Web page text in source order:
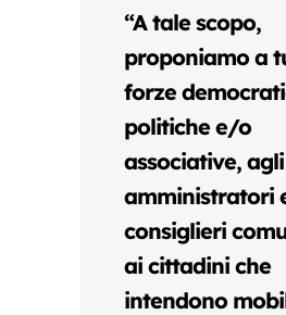
“A tale scopo,
proponiamo a
forze
politiche e/o
associative, agli
amministratori
consiglieri
ai cittadini che
intendono